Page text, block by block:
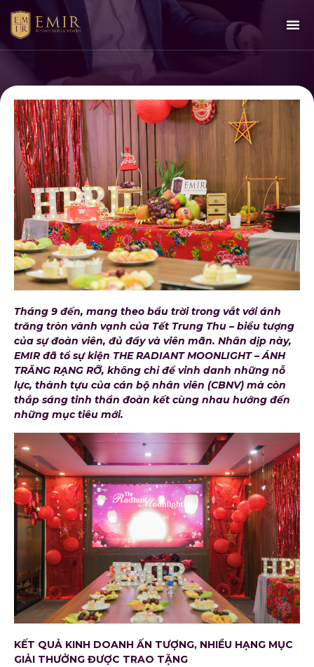
Tháng 9 đến, mang theo bầu trời trong vắt với ánh
trăng tròn vành vạnh của Tết Trung Thu – biểu tượng
của sự đoàn viên, đủ đầy và viên mãn. Nhân dịp này,
EMIR đã tổ sự kiện THE RADIANT MOONLIGHT – ÁNH
TRĂNG RẠNG RỠ, không chỉ để vinh danh những nỗ
lực, thành tựu của cán bộ nhân viên (CBNV) mà còn
thắp sáng tinh thần đoàn kết cùng nhau hướng đến
những mục tiêu mới.
KẾT QUẢ KINH DOANH ẤN TƯỢNG, NHIỀU HẠNG MỤC
GIẢI THƯỞNG ĐƯỢC TRAO TẶNG